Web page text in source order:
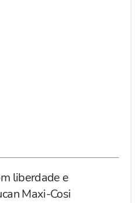
liberdade e
Maxi-Cosi